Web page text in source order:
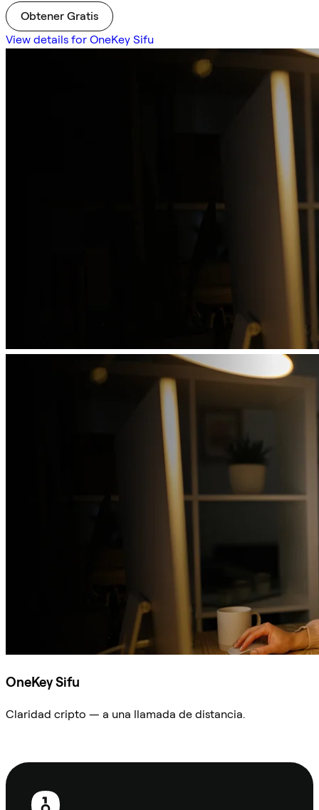
Obtener Gratis
View details for OneKey Sifu
OneKey Sifu
Claridad cripto — a una llamada de distancia.
Pie